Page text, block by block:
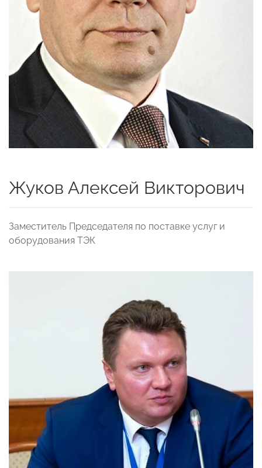
Жуков Алексей Викторович
Заместитель Председателя по поставке услуг и
оборудования ТЭК